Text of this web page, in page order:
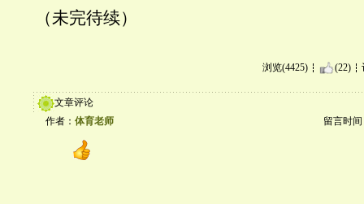
（未完待续）
浏览(4425) (22)
文章评论
作者： 体育老师 留言时间